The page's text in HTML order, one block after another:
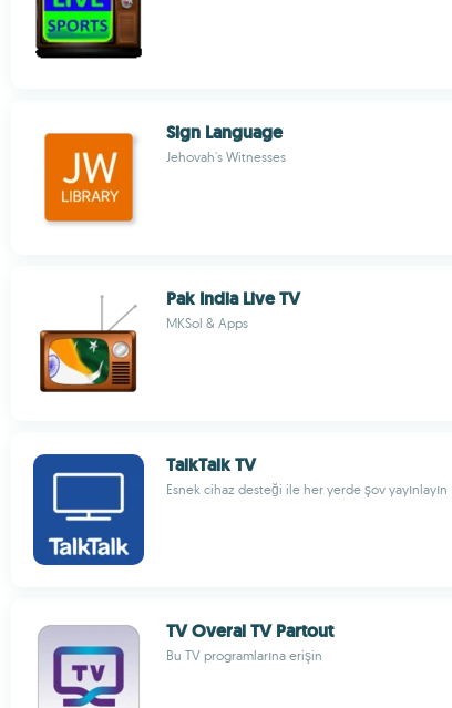
Sign Language
Jehovah's Witnesses
Pak India Live TV
MKSol & Apps
TalkTalk TV
Esnek cihaz desteği ile her yerde şov yayınlayın
TV Overal TV Partout
Bu TV programlarına erişin